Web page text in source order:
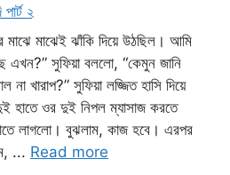
২
মাঝে মাঝেই ঝাঁকি দিয়ে উঠছিল। আমি
এখন?” সুফিয়া বললো, “কেমুন জানি
খারাপ?” সুফিয়া লজ্জিত হাসি দিয়ে
হাতে ওর দুই নিপল ম্যাসাজ করতে
লাগলো। বুঝলাম, কাজ হবে। এরপর
... Read more